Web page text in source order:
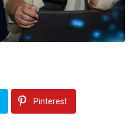
Pinterest